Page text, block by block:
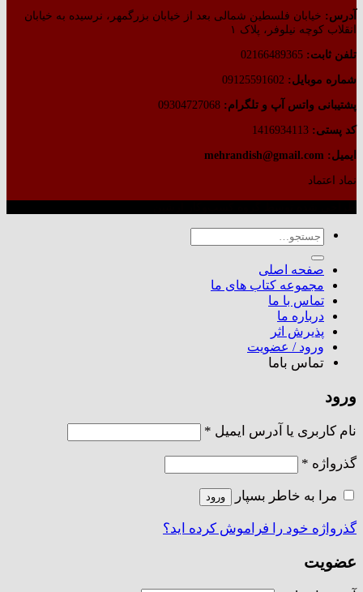
آدرس: خیابان فلسطین شمالی بعد از خیابان بزرگمهر، نرسیده به خیابان
انقلاب کوچه نیلوفر، پلاک ۱
تلفن ثابت:
شماره موبایل:
پشتیبانی واتس آپ و تلگرام:
کد پستی:
ایمیل: mehrandish@gmail.com
نماد اعتماد
جستجو
برای:
صفحه اصلی
مجموعه کتاب های ما
تماس با ما
درباره ما
پذیرش اثر
ورود / عضویت
تماس باما
ورود
نام کاربری یا آدرس ایمیل *
گذرواژه *
مرا به خاطر بسپار ورود
گذرواژه خود را فراموش کرده اید؟
عضویت